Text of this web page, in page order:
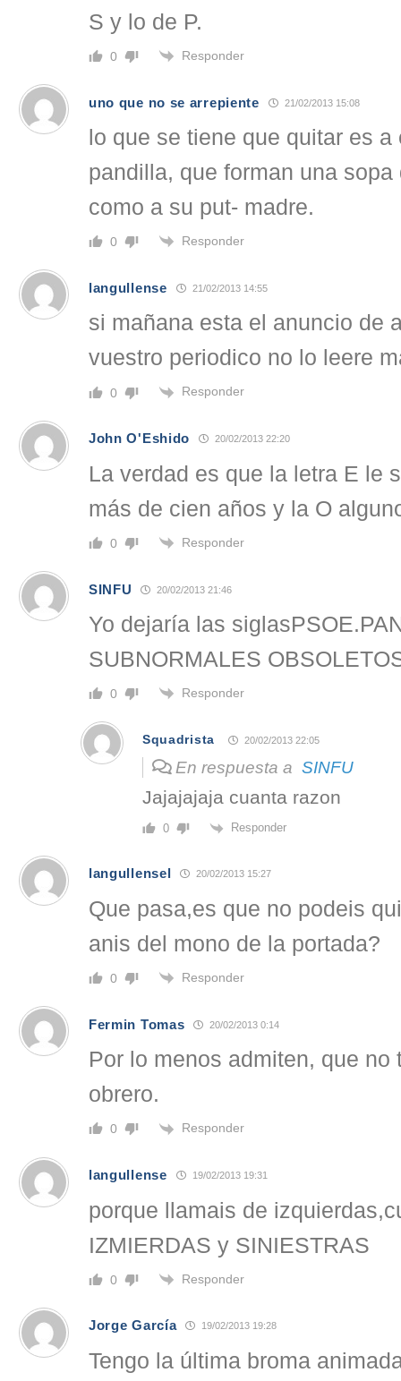
S y lo de P.
0 Responder
uno que no se arrepiente 21/02/2013 15:08
lo que se tiene que quitar es
pandilla, que forman una
como a su put- madre.
0 Responder
langullense 21/02/2013 14:55
si mañana esta el anuncio de
vuestro periodico no lo leere
0 Responder
John O'Eshido 20/02/2013 22:20
La verdad es que la letra E le
más de cien años y la O
0 Responder
SINFU 20/02/2013 21:46
Yo dejaría las
SUBNORMALES
0 Responder
Squadrista 20/02/2013 22:05
En respuesta a SINFU
Jajajajaja cuanta razon
0 Responder
langullensel 20/02/2013 15:27
Que pasa,es que no podeis
anis del mono de la portada?
0 Responder
Fermin Tomas 20/02/2013 0:14
Por lo menos admiten, que no
obrero.
0 Responder
langullense 19/02/2013 19:31
porque llamais de
IZMIERDAS y SINIESTRAS
0 Responder
Jorge García 19/02/2013 19:28
Tengo la última broma